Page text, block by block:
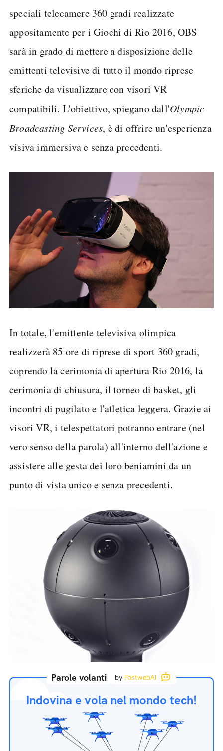
speciali telecamere 360 gradi realizzate
appositamente per i Giochi di Rio 2016, OBS
sarà in grado di mettere a disposizione delle
emittenti televisive di tutto il mondo riprese
sferiche da visualizzare con visori VR
compatibili. L'obiettivo, spiegano dall'Olympic
Broadcasting Services, è di offrire un'esperienza
visiva immersiva e senza precedenti.
In totale, l'emittente televisiva olimpica
realizzerà 85 ore di riprese di sport 360 gradi,
coprendo la cerimonia di apertura Rio 2016, la
cerimonia di chiusura, il torneo di basket, gli
incontri di pugilato e l'atletica leggera. Grazie ai
visori VR, i telespettatori potranno entrare (nel
vero senso della parola) all'interno dell'azione e
assistere alle gesta dei loro beniamini da un
punto di vista unico e senza precedenti.
Parole volanti by FastwebAI
Indovina e vola nel mondo tech!